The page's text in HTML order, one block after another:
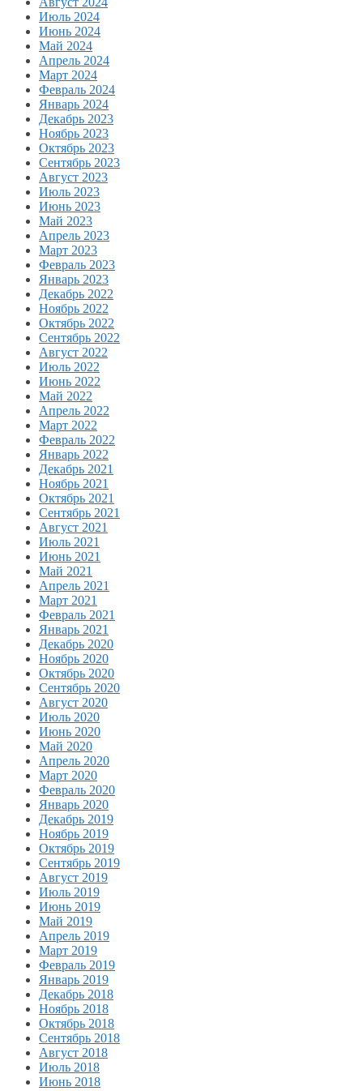
Июль 2024
Июнь 2024
Май 2024
Апрель 2024
Март 2024
Февраль 2024
Январь 2024
Декабрь 2023
Ноябрь 2023
Октябрь 2023
Сентябрь 2023
Август 2023
Июль 2023
Июнь 2023
Май 2023
Апрель 2023
Март 2023
Февраль 2023
Январь 2023
Декабрь 2022
Ноябрь 2022
Октябрь 2022
Сентябрь 2022
Август 2022
Июль 2022
Июнь 2022
Май 2022
Апрель 2022
Март 2022
Февраль 2022
Январь 2022
Декабрь 2021
Ноябрь 2021
Октябрь 2021
Сентябрь 2021
Август 2021
Июль 2021
Июнь 2021
Май 2021
Апрель 2021
Март 2021
Февраль 2021
Январь 2021
Декабрь 2020
Ноябрь 2020
Октябрь 2020
Сентябрь 2020
Август 2020
Июль 2020
Июнь 2020
Май 2020
Апрель 2020
Март 2020
Февраль 2020
Январь 2020
Декабрь 2019
Ноябрь 2019
Октябрь 2019
Сентябрь 2019
Август 2019
Июль 2019
Июнь 2019
Май 2019
Апрель 2019
Март 2019
Февраль 2019
Январь 2019
Декабрь 2018
Ноябрь 2018
Октябрь 2018
Сентябрь 2018
Август 2018
Июль 2018
Июнь 2018